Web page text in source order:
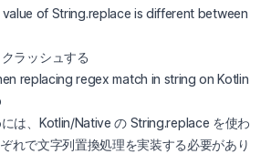
of String.replace is different between
in a new tab)
ラッシュする
replacing regex match in string on Kotlin
(opens in a new tab)
は、Kotlin/Native の String.replace を使わ
れで文字列置換処理を実装する必要があり